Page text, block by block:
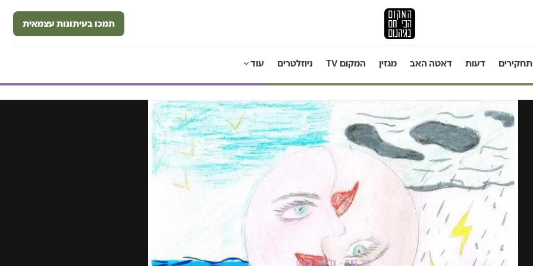
תמכו בעיתונות עצמאית
תחקירים דעות דאטה האב מגזין המקום TV ניוזלטרים עוד
טור דעה · אלימות מינית